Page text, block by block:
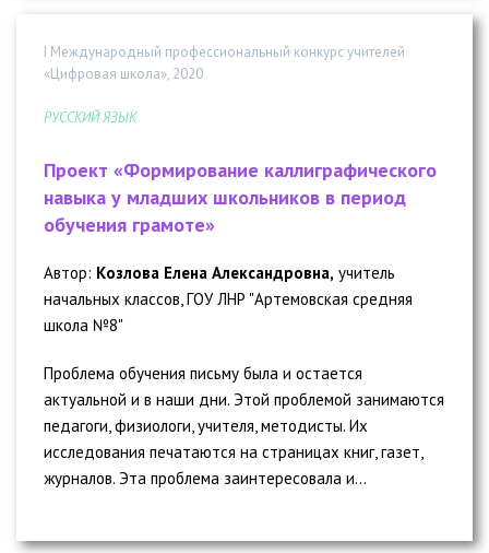
I Международный профессиональный конкурс учителей
«Цифровая школа», 2020
РУССКИЙ ЯЗЫК
Проект «Формирование каллиграфического
навыка у младших школьников в период
обучения грамоте»
Автор: Козлова Елена Александровна, учитель
начальных классов, ГОУ ЛНР "Артемовская средняя
школа №8"
Проблема обучения письму была и остается
актуальной и в наши дни. Этой проблемой занимаются
педагоги, физиологи, учителя, методисты. Их
исследования печатаются на страницах книг, газет,
журналов. Эта проблема заинтересовала и...